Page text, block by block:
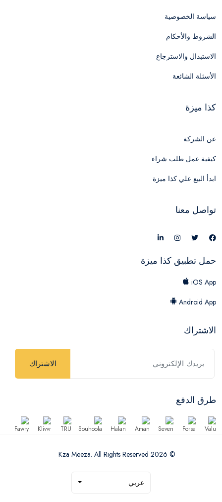
سياسة الخصوصية
الشروط والأحكام
الاستبدال والاسترجاع
الأسئلة الشائعة
كذا ميزة
عن الشركة
كيفية عمل طلب شراء
ابدأ البيع علي كذا ميزة
تواصل معنا
حمل تطبيق كذا ميزة
iOS App
Android App
الاشتراك
الاشتراك
طرق الدفع
© 2026 Kza Meeza. All Rights Reserved
عربي